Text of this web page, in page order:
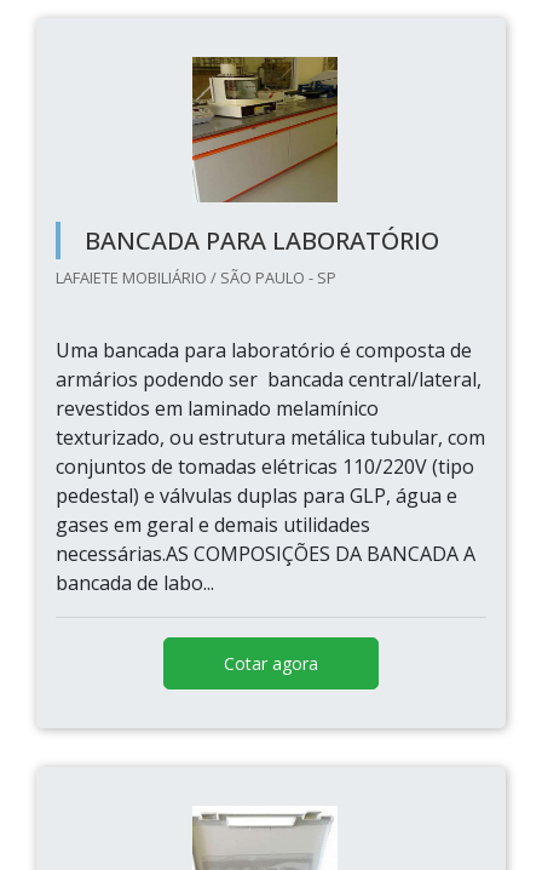
BANCADA PARA LABORATÓRIO
LAFAIETE MOBILIÁRIO / SÃO PAULO - SP
Uma bancada para laboratório é composta de
armários podendo ser bancada central/lateral,
revestidos em laminado melamínico
texturizado, ou estrutura metálica tubular, com
conjuntos de tomadas elétricas 110/220V (tipo
pedestal) e válvulas duplas para GLP, água e
gases em geral e demais utilidades
necessárias.AS COMPOSIÇÕES DA BANCADA A
bancada de labo...
Cotar agora